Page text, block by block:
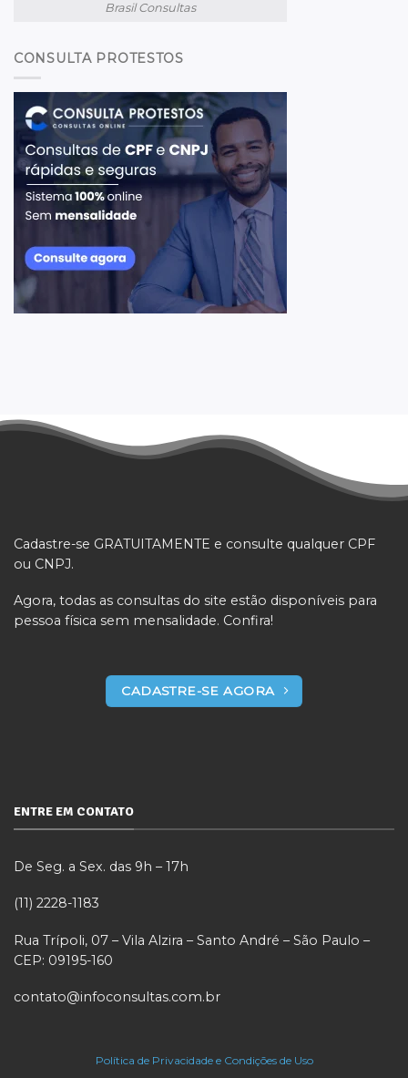
Brasil Consultas
CONSULTA PROTESTOS
Cadastre-se GRATUITAMENTE e consulte qualquer CPF
ou CNPJ.
Agora, todas as consultas do site estão disponíveis para
pessoa física sem mensalidade. Confira!
CADASTRE-SE AGORA
ENTRE EM CONTATO
De Seg. a Sex. das 9h – 17h
(11) 2228-1183
Rua Trípoli, 07 – Vila Alzira – Santo André – São Paulo –
CEP: 09195-160
contato@infoconsultas.com.br
Política de Privacidade e Condições de Uso